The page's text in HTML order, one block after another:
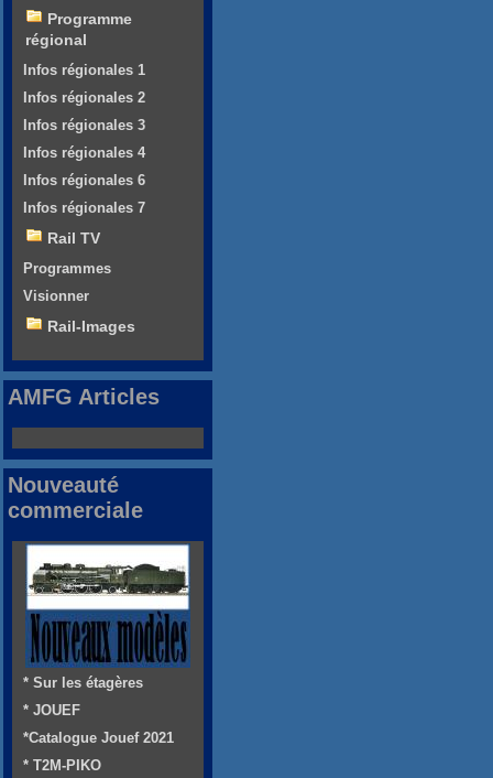
Programme
régional
Infos régionales 1
Infos régionales 2
Infos régionales 3
Infos régionales 4
Infos régionales 6
Infos régionales 7
Rail TV
Programmes
Visionner
Rail-Images
AMFG Articles
Nouveauté
commerciale
* Sur les étagères
* JOUEF
*Catalogue Jouef 2021
* T2M-PIKO